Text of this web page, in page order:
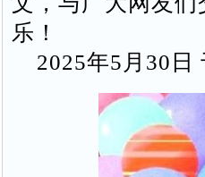
乐！
2025年5月30日